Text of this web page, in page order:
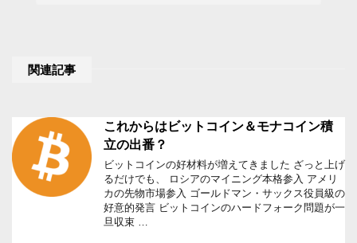
関連記事
これからはビットコイン＆モナコイン積
立の出番？
ビットコインの好材料が増えてきました ざっと上げ
るだけでも、 ロシアのマイニング本格参入 アメリ
カの先物市場参入 ゴールドマン・サックス役員級の
好意的発言 ビットコインのハードフォーク問題が一
旦収束 …